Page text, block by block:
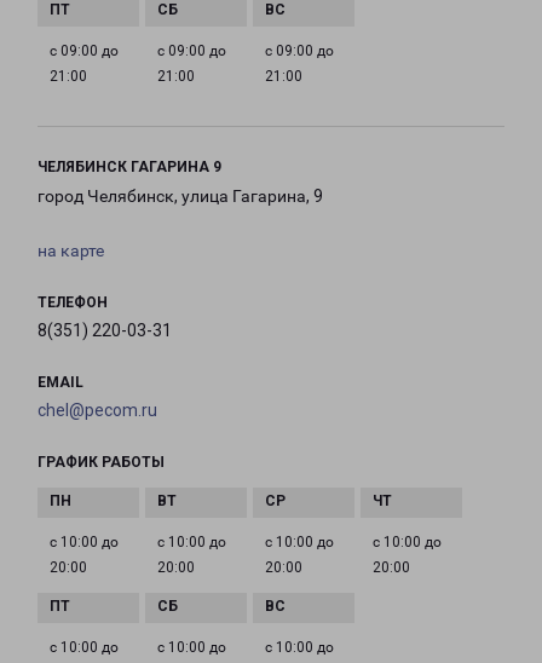
с 09:00 до
21:00
с 09:00 до
21:00
с 09:00 до
21:00
ЧЕЛЯБИНСК ГАГАРИНА 9
город Челябинск, улица Гагарина, 9
на карте
ТЕЛЕФОН
8(351) 220-03-31
EMAIL
chel@pecom.ru
ГРАФИК РАБОТЫ
с 10:00 до
20:00
с 10:00 до
20:00
с 10:00 до
20:00
с 10:00 до
20:00
с 10:00 до
с 10:00 до
с 10:00 до